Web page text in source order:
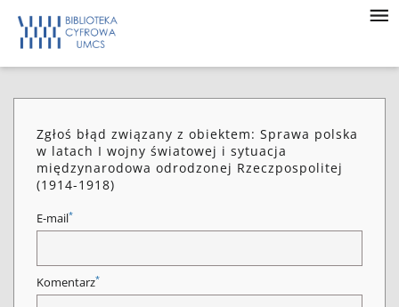
Zgłoś błąd związany z obiektem: Sprawa polska
w latach I wojny światowej i sytuacja
międzynarodowa odrodzonej Rzeczpospolitej
(1914-1918)
E-mail*
Komentarz*